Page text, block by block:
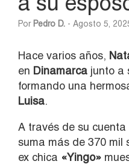
Por Pedro D. - Agosto 5,
Hace varios años,
en Dinamarca junto a
formando una
Luisa.
A través de su cuenta
suma más de 370 mil
ex chica «Yingo»